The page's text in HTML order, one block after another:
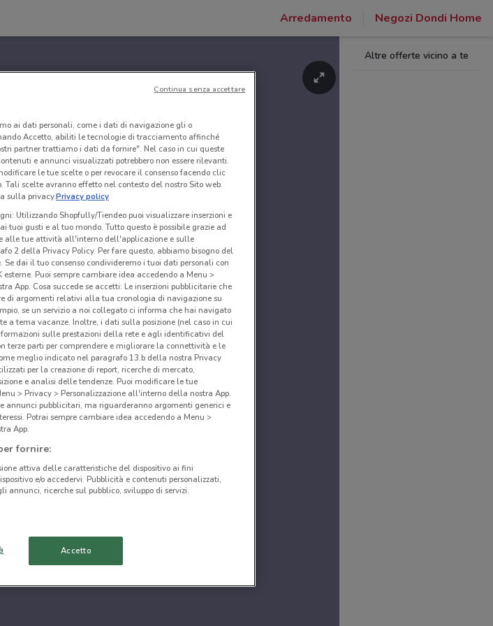
Arredamento Negozi Dondi Home
Altre offerte vicino a te
ai dati personali, come i dati di navigazione gli o
Accetto, abiliti le tecnologie di tracciamento affinché
partner trattiamo i dati da fornire". Nel caso in cui queste
e annunci visualizzati potrebbero non essere rilevanti.
le tue scelte o per revocare il consenso facendo clic
scelte avranno effetto nel contesto del nostro Sito web.
sulla privacy.Privacy policy
Utilizzando Shopfully/Tiendeo puoi visualizzare inserzioni e
gusti e al tuo mondo. Tutto questo è possibile grazie ad
alle tue attività all'interno dell'applicazione e sulle
2 della Privacy Policy. Per fare questo, abbiamo bisogno del
dai il tuo consenso condivideremo i tuoi dati personali con
Puoi sempre cambiare idea accedendo a Menu >
App. Cosa succede se accetti: Le inserzioni pubblicitarie che
di argomenti relativi alla tua cronologia di navigazione su
se un servizio a noi collegato ci informa che hai navigato
a tema vacanze. Inoltre, i dati sulla posizione (nel caso in cui
sulle prestazioni della rete e agli identificativi del
terze parti per comprendere e migliorare la connettività e le
meglio indicato nel paragrafo 13.b della nostra Privacy
per la creazione di report, ricerche di mercato,
e analisi delle tendenze. Puoi modificare le tue
> Privacy > Personalizzazione all'interno della nostra App.
annunci pubblicitari, ma riguarderanno argomenti generici e
Potrai sempre cambiare idea accedendo a Menu >
App.
fornire:
attiva delle caratteristiche del dispositivo ai fini
e/o accedervi. Pubblicità e contenuti personalizzati,
annunci, ricerche sul pubblico, sviluppo di servizi.
Accetto
Continua senza accettare